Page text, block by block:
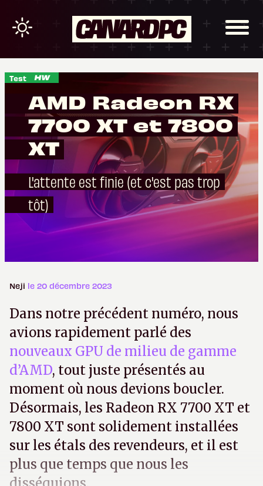
Test
AMD Radeon RX
7700 XT et 7800
XT
L'attente est finie (et c'est pas trop
tôt)
Neji le 20 décembre 2023
Dans notre précédent numéro, nous
avions rapidement parlé des
nouveaux GPU de milieu de gamme
d’AMD, tout juste présentés au
moment où nous devions boucler.
Désormais, les Radeon RX 7700 XT et
7800 XT sont solidement installées
sur les étals des revendeurs, et il est
plus que temps que nous les